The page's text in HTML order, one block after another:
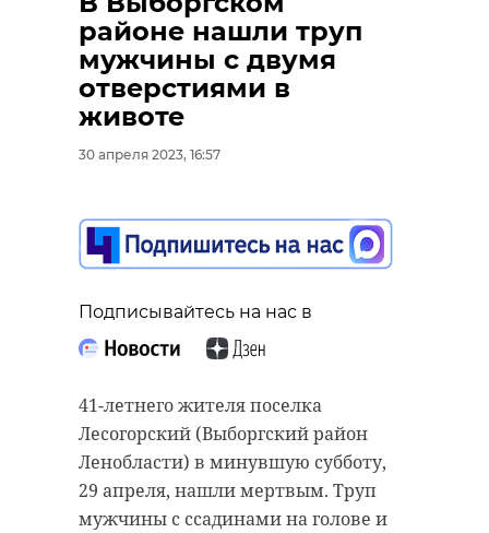
районе нашли труп
мужчины с двумя
отверстиями в
животе
30 апреля 2023, 16:57
Подписывайтесь на нас в
41-летнего жителя поселка
Лесогорский (Выборгский район
Ленобласти) в минувшую субботу,
29 апреля, нашли мертвым. Труп
мужчины с ссадинами на голове и